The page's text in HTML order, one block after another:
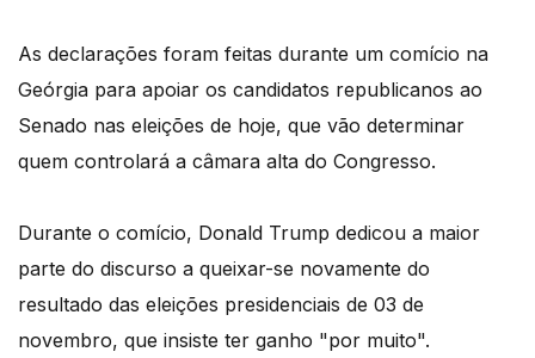
As declarações foram feitas durante um comício na
Geórgia para apoiar os candidatos republicanos ao
Senado nas eleições de hoje, que vão determinar
quem controlará a câmara alta do Congresso.
Durante o comício, Donald Trump dedicou a maior
parte do discurso a queixar-se novamente do
resultado das eleições presidenciais de 03 de
novembro, que insiste ter ganho "por muito".